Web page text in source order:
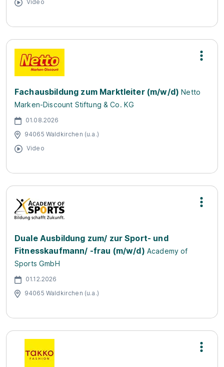
Video
Fachausbildung zum Marktleiter (m/w/d) Netto
Marken-Discount Stiftung & Co. KG
01.08.2026
94065 Waldkirchen (u.a.)
Video
Duale Ausbildung zum/ zur Sport- und
Fitnesskaufmann/ -frau (m/w/d) Academy of
Sports GmbH
01.12.2026
94065 Waldkirchen (u.a.)